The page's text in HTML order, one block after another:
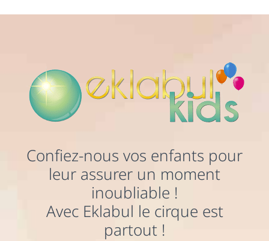
Confiez-nous vos enfants pour
leur assurer un moment
inoubliable !
Avec Eklabul le cirque est
partout !